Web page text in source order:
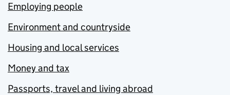
Employing people
Environment and countryside
Housing and local services
Money and tax
Passports, travel and living abroad